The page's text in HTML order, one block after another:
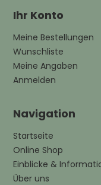
Ihr Konto
Meine Bestellungen
Wunschliste
Meine Angaben
Anmelden
Navigation
Startseite
Online Shop
Einblicke &
Über uns